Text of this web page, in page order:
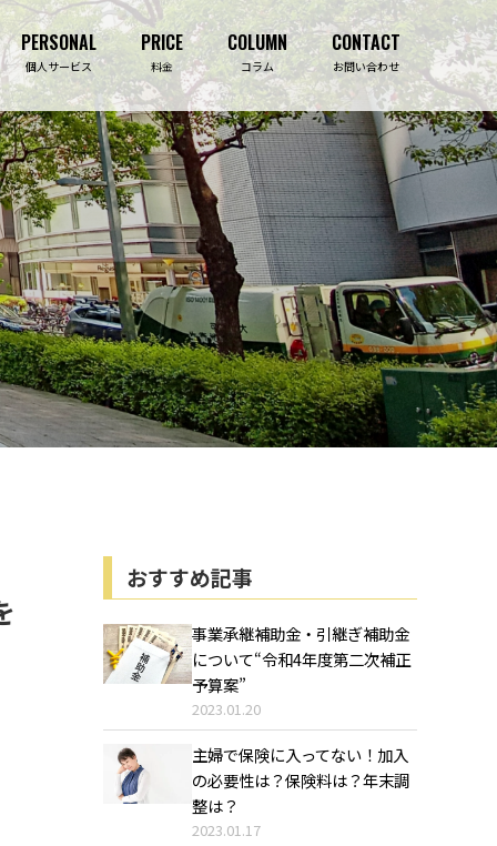
吉祥寺事務所
事業保障コンサルティング
決算・資金繰り対策
法人保険コンサルティング
損害保険
福利厚生導入コンサルティング
補助金・助成金サポート
PERSONAL
PERSONAL
個人サービス
ライフプランニング診断
生命保険相談
住宅購入相談
資産形成相談
介護施設紹介
セミナー・研修
PRICE
PRICE
料金
COLUMN
COLUMN
コラム
CONTACT
CONTACT
お問い合わせ
おすすめ記事
事業承継補助金・引継ぎ補助金
について“令和4年度第二次補正
予算案”
2023.01.20
主婦で保険に入ってない！加入
の必要性は？保険料は？年末調
整は？
2023.01.17